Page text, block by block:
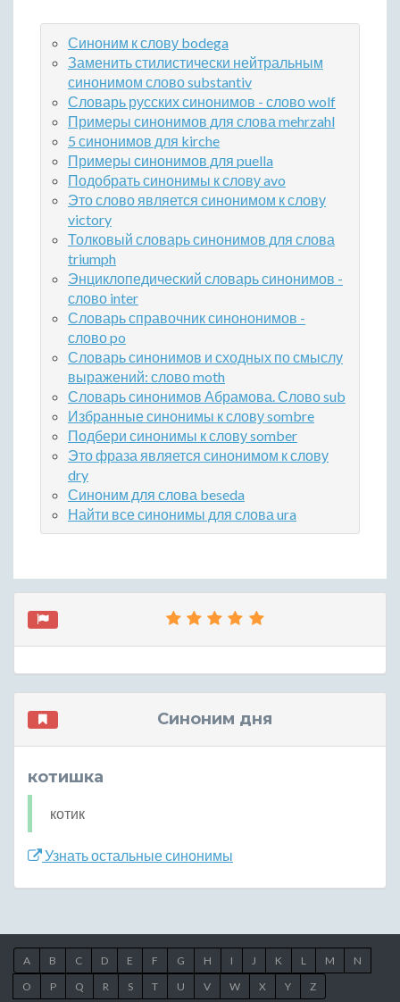
Синоним к слову bodega
Заменить стилистически нейтральным
синонимом слово substantiv
Словарь русских синонимов - слово wolf
Примеры синонимов для слова mehrzahl
5 синонимов для kirche
Примеры синонимов для puella
Подобрать синонимы к слову avo
Это слово является синонимом к слову
victory
Толковый словарь синонимов для слова
triumph
Энциклопедический словарь синонимов -
слово inter
Словарь справочник синононимов -
слово po
Словарь синонимов и сходных по смыслу
выражений: слово moth
Словарь синонимов Абрамова. Слово sub
Избранные синонимы к слову sombre
Подбери синонимы к слову somber
Это фраза является синонимом к слову
dry
Синоним для слова beseda
Найти все синонимы для слова ura
Синоним дня
котишка
котик
Узнать остальные синонимы
A B C D E F G H I J K L M
N
O
P Q R S T U V W X Y Z